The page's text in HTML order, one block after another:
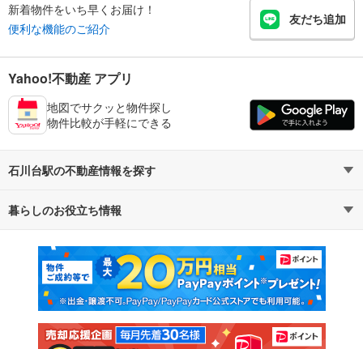
新着物件をいち早くお届け！
便利な機能のご紹介
友だち追加
Yahoo!不動産 アプリ
地図でサクッと物件探し
物件比較が手軽にできる
石川台駅の不動産情報を探す
不動産・住宅
新築マンション 中古マンション
新築一戸建て 中古一戸建て
注文住宅 土地
暮らしのお役立ち情報
マンションカタログ 教えて！住まいの先生